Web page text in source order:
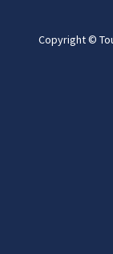
Copyright ©